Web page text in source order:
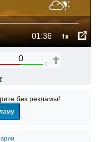
01:36 1x
0
0
без рекламы!